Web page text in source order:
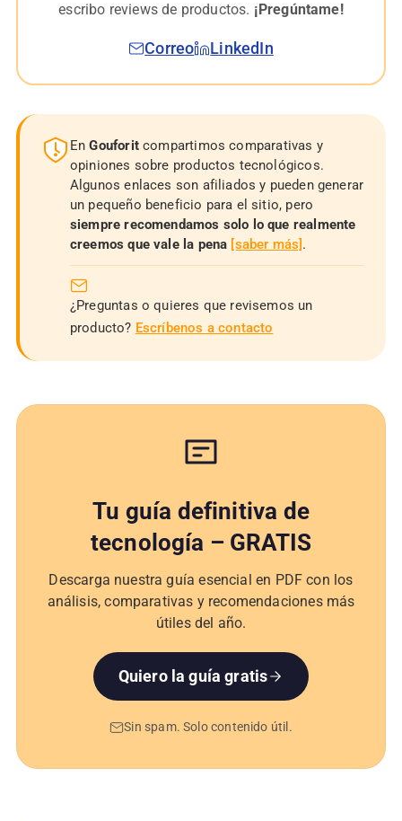
escribo reviews de productos. ¡Pregúntame!
Correo LinkedIn
EnGouforitcompartimos comparativas y
opiniones sobre productos tecnológicos.
Algunos enlaces son afiliados y pueden generar
un pequeño beneficio para el sitio, pero
siempre recomendamos solo lo que realmente
creemos que vale la pena [saber más].
¿Preguntas o quieres que revisemos un
producto? Escríbenos a contacto
Tu guía definitiva de
tecnología – GRATIS
Descarga nuestra guía esencial en PDF con los
análisis, comparativas y recomendaciones más
útiles del año.
Quiero la guía gratis
Sin spam. Solo contenido útil.